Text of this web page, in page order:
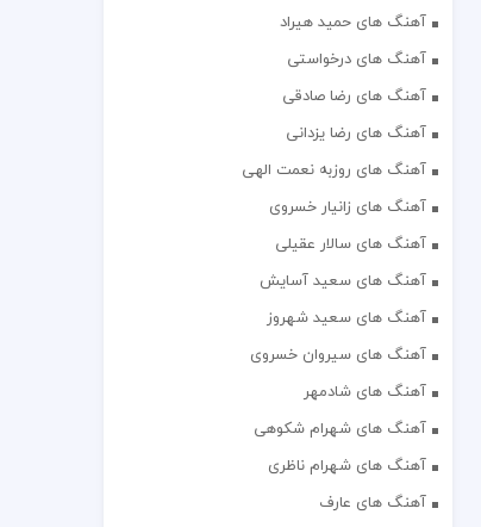
آهنگ های حمید هیراد
آهنگ های درخواستی
آهنگ های رضا صادقی
آهنگ های رضا یزدانی
آهنگ های روزبه نعمت الهی
آهنگ های زانیار خسروی
آهنگ های سالار عقیلی
آهنگ های سعید آسایش
آهنگ های سعید شهروز
آهنگ های سیروان خسروی
آهنگ های شادمهر
آهنگ های شهرام شکوهی
آهنگ های شهرام ناظری
آهنگ های عارف